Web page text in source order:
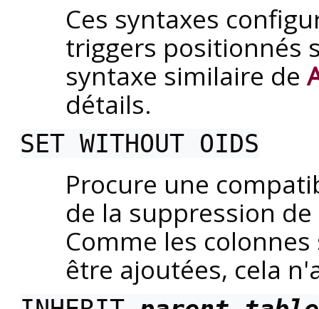
Ces syntaxes
triggers positionnés
syntaxe similaire de
détails.
SET WITHOUT OIDS
Procure une
de la suppression
Comme les
être ajoutées, cela